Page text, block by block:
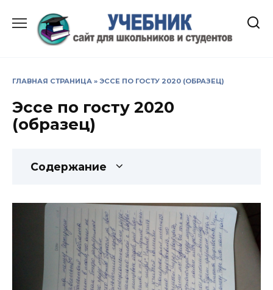
содержанию
ГЛАВНАЯ СТРАНИЦА » ЭССЕ ПО ГОСТУ 2020 (ОБРАЗЕЦ)
Эссе по госту 2020
(образец)
Содержание